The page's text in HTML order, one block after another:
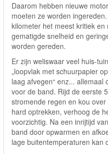
Daarom hebben nieuwe
moeten ze worden
kilometer het meest kritiek
gematigde snelheid en
worden gereden.
Er zijn weliswaar veel huis-
„loopvlak met schuurpapier
laag afvegen“ enz...
voor de band. Rijd de eerste
stromende regen en kou
hard optrekken, verhoog de
voorzichtig. Na een inrijtijd
band door opwarmen en
lage buitentemperaturen kan